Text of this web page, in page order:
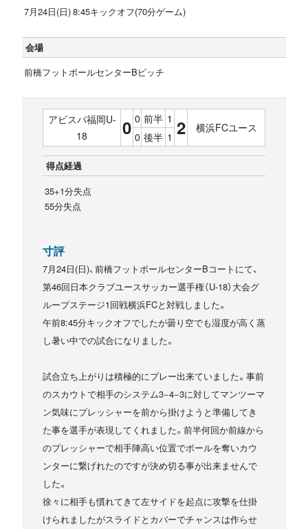
7月24日(日) 8:45キックオフ(70分ゲーム)
会場
前橋フットボールセンターBピッチ
アビスパ福岡U-
18
0 0 前半 1 2 横浜FCユース
0 後半 1
得点経過
35+1分失点
55分失点
寸評
7月24日(日)、前橋フットボールセンターBコートにて、
第46回日本クラブユースサッカー選手権（U-18）大会グ
ループステージ1回戦横浜FCと対戦しました。
午前8:45分キックオフでしたが曇り空でも湿度が高く蒸
し暑い中での試合になりました。
試合立ち上がりは積極的にプレー出来ていました。事前
のスカウトで相手のシステム3−4−3に対してマンツーマ
ン気味にプレッシャーを前から掛けようと準備してき
た事を選手が表現してくれました。前半何回か前線から
のプレッシャーで相手陣高い位置でボールを奪いカウ
ンターに繋げれたのですが決め切る事が出来ませんで
した。
徐々に相手も慣れてきて左サイドを起点に攻撃を仕掛
けられましたがスライドとカバーでチャンスは作らせ